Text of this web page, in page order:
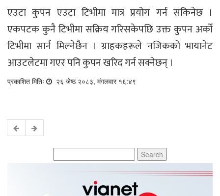
एउटा कुपन एउटा टिभीमा मात्र प्रयोग गर्न सकिनेछ ।
एकपटक कुनै टिभीमा सक्रिय गरिसकेपछि उक्त कुपन अर्को
टिभीमा सार्न मिल्नेछैन । ग्राहकहरूले नजिकको भायानेट
आउटलेटमा गएर पनि कुपन खरिद गर्न सक्नेछन् ।
प्रकाशित मितिः २६ जेष्ठ २०८३, मंगलवार १६:४९
for: